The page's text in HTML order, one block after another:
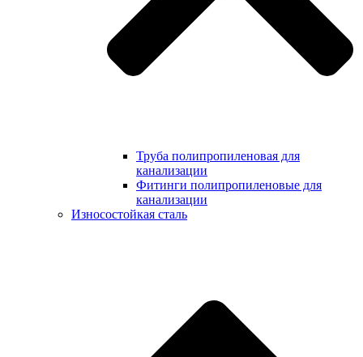
Труба полипропиленовая для
канализации
Фитинги полипропиленовые для
канализации
Износостойкая сталь